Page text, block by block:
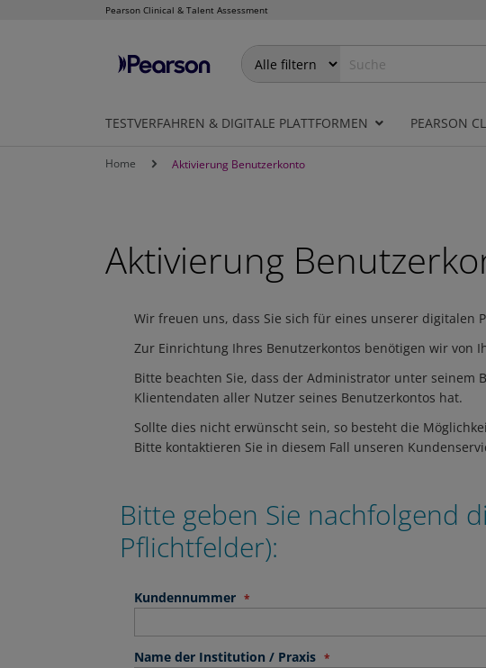
Pearson Clinical & Talent Assessment
Direkt
TESTVERFAHREN & DIGITALE PLATTFORMEN PEARSON
Home Aktivierung Benutzerkonto
Aktivierung
Wir freuen uns, dass Sie sich für eines unserer digitalen
Zur Einrichtung Ihres Benutzerkontos benötigen wir von
Bitte beachten Sie, dass der Administrator unter seinem
Klientendaten aller Nutzer seines Benutzerkontos hat.
Sollte dies nicht erwünscht sein, so besteht die
Bitte kontaktieren Sie in diesem Fall unseren
Bitte geben Sie nachfolgend
Pflichtfelder):
Kundennummer
Name der Institution / Praxis